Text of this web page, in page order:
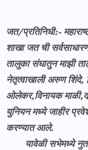
जत/प्रतिनिधी:-
शाखा जत ची
तालुका संघातुन माझी
नेतृत्वाखाली अरुण शिंदे,
ओलेकर,विनायक
युनियन मध्ये जाहीर
करण्यात आले.
यावेळी सभेमध्ये नुतन